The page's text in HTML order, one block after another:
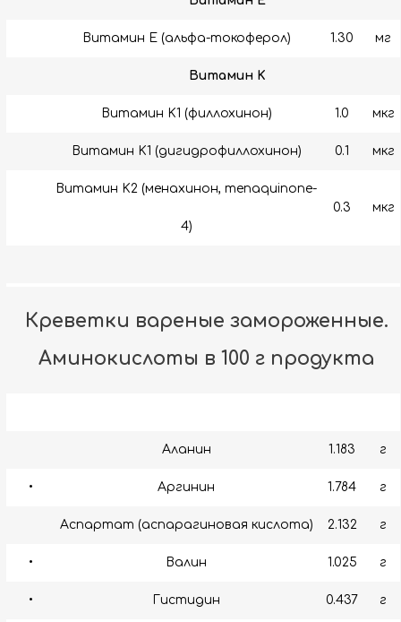
Витамин E (альфа-токоферол) 1.30 мг
Витамин K
Витамин K1 (филлохинон) 1.0 мкг
Витамин K1 (дигидрофиллохинон) 0.1 мкг
Витамин K2 (менахинон, menaquinone-
4)
0.3 мкг
Креветки вареные замороженные.
Аминокислоты в 100 г продукта
Аланин 1.183 г
• Аргинин 1.784 г
Аспартат (аспарагиновая кислота) 2.132 г
• Валин 1.025 г
• Гистидин 0.437 г